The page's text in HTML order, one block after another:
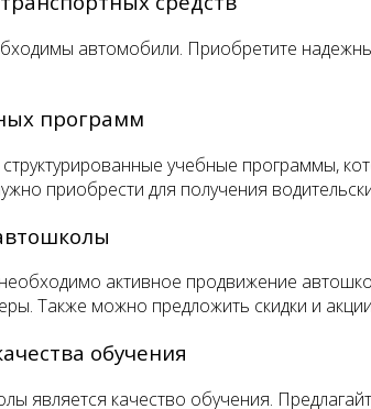
автомобили. Приобретите
программ
учебные программы,
приобрести для получения
активное продвижение
Также можно предложить скидки и
обучения
является качество обучения.